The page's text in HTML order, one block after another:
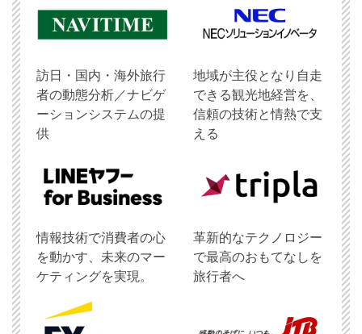
訪日・国内・海外旅行
者の動態分析／ナビゲ
ーションシステムの提
供
地域が主役となり自走
できる観光地経営を、
信頼の技術と情熱で支
える
情報技術で消費者の心
を動かす、未来のマー
ケティングを実現。
革新的なテクノロジー
で最高のおもてなしを
旅行者へ